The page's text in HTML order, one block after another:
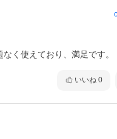
く使えており、満足です。
いいね 0